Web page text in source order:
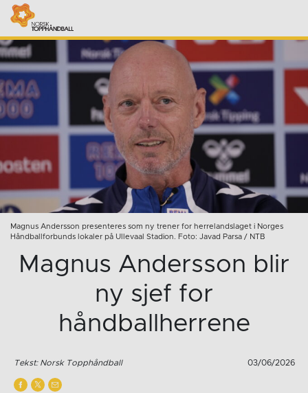
Magnus Andersson presenteres som ny trener for herrelandslaget i Norges
Håndballforbunds lokaler på Ullevaal Stadion. Foto: Javad Parsa / NTB
Magnus Andersson blir
ny sjef for
håndballherrene
Tekst: Norsk Topphåndball 03/06/2026